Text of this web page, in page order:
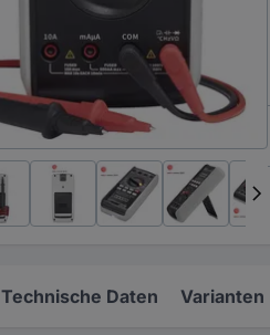
Technische Daten Varianten